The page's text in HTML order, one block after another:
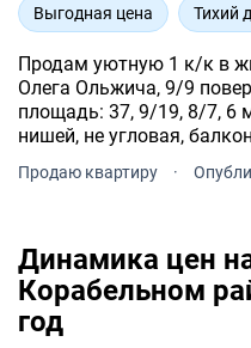
Выгодная цена Тихий
Продам уютную 1 к/к в
Олега Ольжича, 9/9 поверх кирпичного дома,
площадь: 37, 9/19, 8/7, 6
нишей, не угловая,
где всегда насыщенный
свежестью и хвойным
Продаю квартиру ·
Динамика цен
Корабельном
год